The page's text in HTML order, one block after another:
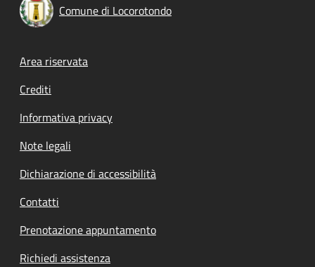
Comune di Locorotondo
Footer menu
Area riservata
Crediti
Informativa privacy
Note legali
Dichiarazione di accessibilità
Contatti
Prenotazione appuntamento
Richiedi assistenza